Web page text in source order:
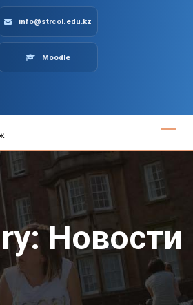
info@strcol.edu.kz
Moodle
Новости